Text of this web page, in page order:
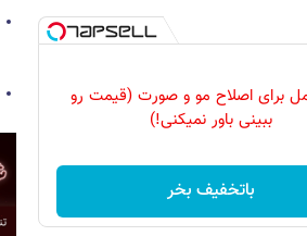
برای اصلاح مو و صورت (قیمت رو
ببینی باور نمیکنی!)
باتخفیف بخر